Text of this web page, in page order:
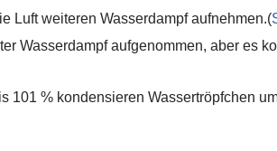
Luft weiteren Wasserdampf aufnehmen.(
Wasserdampf aufgenommen, aber es
101 % kondensieren Wassertröpfchen